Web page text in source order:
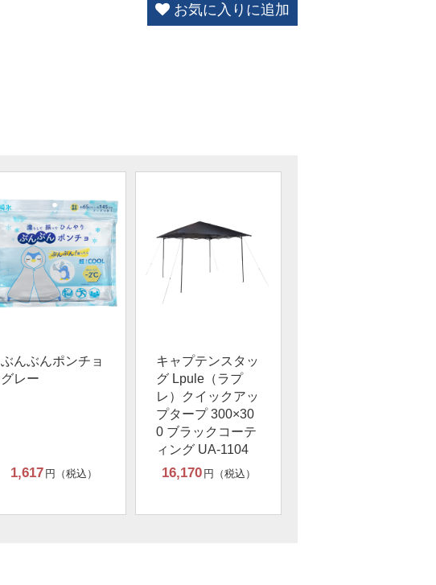
お気に入りに追加
ぶんぶんポンチョ
グレー
1,617 円（税込）
キャプテンスタッ
グ Lpule（ラプ
レ）クイックアッ
プタープ 300×30
0 ブラックコーテ
ィング UA-1104
16,170 円（税込）